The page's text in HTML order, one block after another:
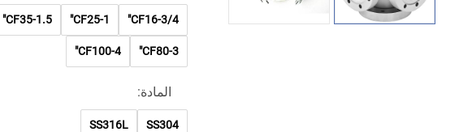
CF16-3/4"
CF25-1"
CF35-1.5"
CF80-3"
CF100-4"
المادة:
SS304
SS316L